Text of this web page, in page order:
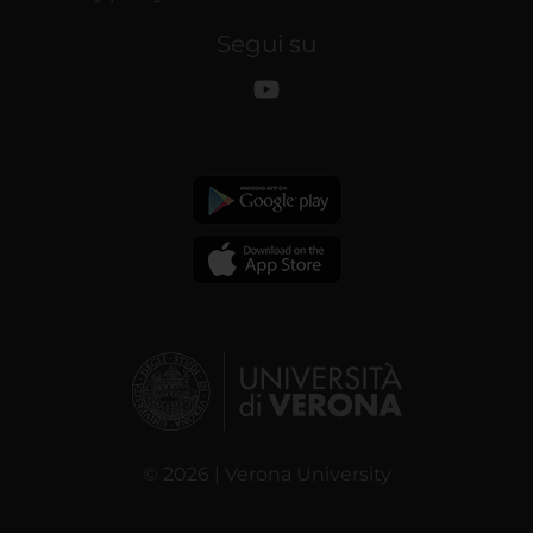
Segui su
© 2026 | Verona University